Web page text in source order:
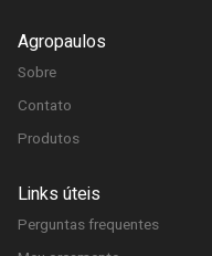
Agropaulos
Sobre
Contato
Produtos
Links úteis
Perguntas frequentes